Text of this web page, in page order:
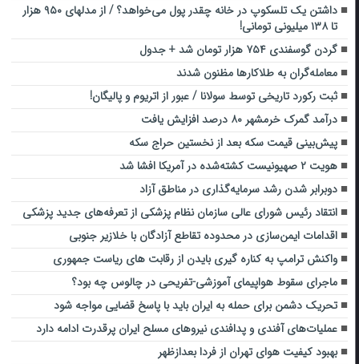
داشتن یک تلسکوپ در خانه چقدر پول می‌خواهد؟ / از مدل‎های ۹۵۰ هزار
تا ۱۳۸ میلیونی تومانی!
گردن گوسفندی ۷۵۴ هزار تومان شد + جدول
معامله‌گران به طلاکارها مظنون شدند
ثبت رکورد تاریخی توسط سولانا / عبور از اتریوم و پالیگان!
درآمد گمرک خرمشهر ۸۰ درصد افزایش یافت
پیش‌بینی قیمت سکه بعد از نخستین حراج سکه
هویت ۲ صهیونیست کشته‌شده در آمریکا افشا شد
دوبرابر شدن رشد سرمایه‌گذاری در مناطق آزاد
انتقاد رئیس شورای عالی سازمان نظام پزشکی از تعرفه‌های جدید پزشکی
اقدامات ایمن‌سازی در محدوده تقاطع آزادگان با خلازیر جنوبی
واکنش ترامپ به کناره گیری بایدن از رقابت های ریاست جمهوری
ماجرای سقوط هواپیمای آموزشی-تفریحی در چالوس چه بود؟
تحریک دشمن برای حمله به ایران باید با پاسخ قضایی مواجه شود
عملیات‌های آفندی و پدافندی نیروهای مسلح ایران پرقدرت ادامه دارد
بهبود کیفیت هوای تهران از فردا بعدازظهر